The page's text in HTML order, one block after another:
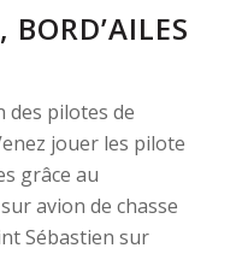
BORD’AILES
des pilotes de
jouer les pilote
grâce au
avion de chasse
Sébastien sur